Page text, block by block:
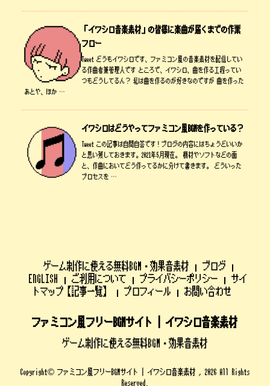
「イワシロ音楽素材」の皆様に楽曲が届くまでの作業
フロー
Tweet どうもイワシロです、ファミコン風の音楽素材を配信してい
る作曲者兼管理人です ところで、イワシロ、曲を作る工程ってい
つもどうしてるん？ 私は曲を作るのが好きなのですが 曲を作った
あとや、ほか …
イワシロはどうやってファミコン風BGMを作っている？
Tweet この記事は自問自答です！ブログの内容にはちょうどいいか
と思い残しておきます。2021年5月現在。 機材やソフトなどの面
と、作曲においてどう作ってるかに分けて書きます。 どういった
プロセスを …
ゲーム制作に使える無料BGM・効果音素材
ブログ
ENGLISH
ご利用について プライバシーポリシー
サイ
トマップ【記事一覧】
プロフィール お問い合わせ
ファミコン風フリーBGMサイト | イワシロ音楽素材
ゲーム制作に使える無料BGM・効果音素材
Copyright© ファミコン風フリーBGMサイト | イワシロ音楽素材 , 2026 All Rights
Reserved.